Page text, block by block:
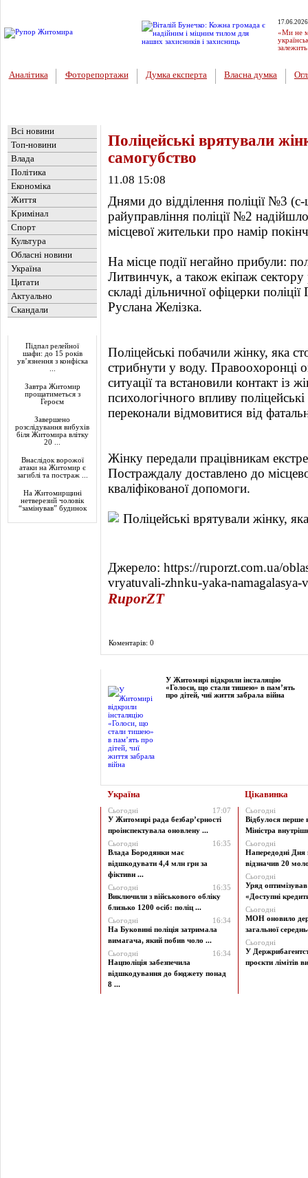
«Ми не
Аналітика Фоторепортажи Думка експерта Власна думка
Всі новини
Топ-новини
Влада
Політика
Економіка
Життя
Кримінал
Спорт
Культура
Обласні новини
Україна
Цитати
Актуально
Скандали
Підпал релейної
шафи: до 15 років
ув’язнення з конфіска
Завтра Житомир
прощатиметься з
Героєм
Завершено
розслідування вибухів
біля Житомира влітку
20 ...
Внаслідок ворожої
атаки на Житомир є
загиблі та постраж ...
На Житомирщині
нетверезий чоловік
“замінував” будинок
Поліцейські врятували
самогубство
11.08 15:08
Днями до відділення поліції №3
райуправління поліції №2
місцевої жительки про намір
На місце події негайно прибули:
Литвинчук, а також екіпаж сектору
складі дільничної офіцерки
Руслана Желізка.
Поліцейські побачили жінку, яка
стрибнути у воду. Правоохоронці
ситуації та встановили контакт із
психологічного впливу
переконали відмовитися від
Жінку передали працівникам
Постраждалу доставлено до
кваліфікованої допомоги.
Джерело: https://ruporzt.com.ua/
vryatuvali-zhnku-yaka-
RuporZT
Коментарів: 0
У Житомирі відкрили інсталяцію
«Голоси, що стали тишею» в пам’ять
про дітей, чиї життя забрала війна
Україна Цікавинка
Сьогодні
17:07
У Житомирі рада безбар’єрності
проінспектувала оновлену ...
Сьогодні
16:35
Влада Бородянки має
відшкодувати 4,4 млн грн за
фіктивн ...
Сьогодні
16:35
Виключили з військового обліку
близько 1200 осіб: поліц ...
Сьогодні
16:34
На Буковині поліція затримала
вимагача, який побив чоло ...
Сьогодні
16:34
Нацполіція забезпечила
відшкодування до бюджету понад
8 ...
Сьогодні
Відбулося перше
Міністра
Сьогодні
Напередодні Дня
відзначив 20
Сьогодні
Уряд
«Доступні
Сьогодні
МОН оновило
загальної
Сьогодні
У
проєкти лімітів